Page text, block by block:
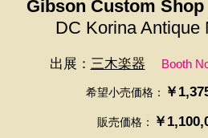
Gibson Custom Shop
DC Korina Antique
出展： 三木楽器 Booth
希望小売価格： ￥
販売価格： ￥